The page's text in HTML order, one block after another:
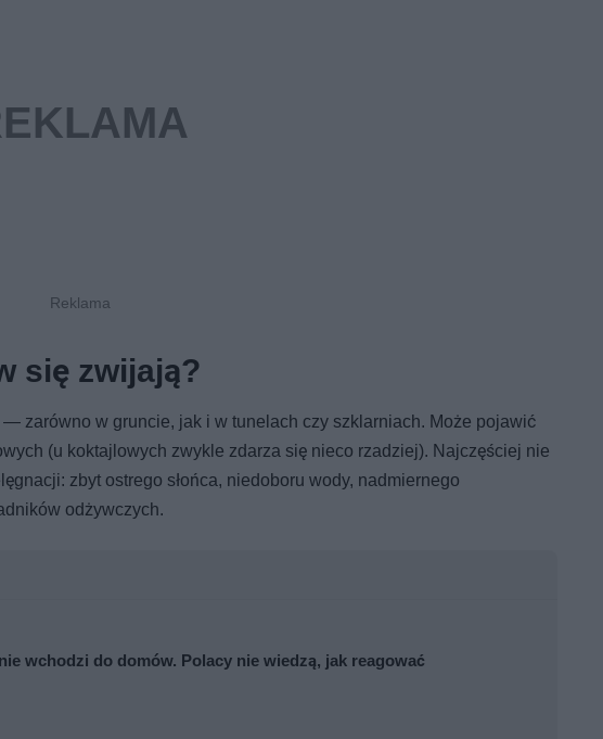
się zwijają?
zarówno w gruncie, jak i w tunelach czy szklarniach. Może pojawić
(u koktajlowych zwykle zdarza się nieco rzadziej). Najczęściej nie
zbyt ostrego słońca, niedoboru wody, nadmiernego
odżywczych.
wchodzi do domów. Polacy nie wiedzą, jak reagować